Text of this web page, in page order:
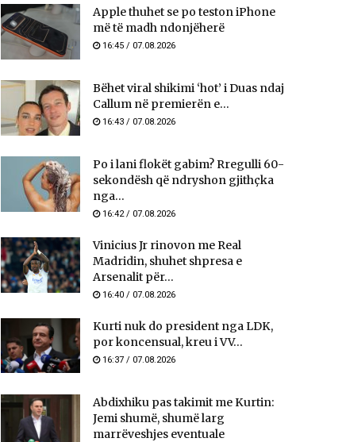
Apple thuhet se po teston iPhone
më të madh ndonjëherë
16:45 / 07.08.2026
Bëhet viral shikimi ‘hot’ i Duas ndaj
Callum në premierën e...
16:43 / 07.08.2026
Po i lani flokët gabim? Rregulli 60-
sekondësh që ndryshon gjithçka
nga...
16:42 / 07.08.2026
Vinicius Jr rinovon me Real
Madridin, shuhet shpresa e
Arsenalit për...
16:40 / 07.08.2026
Kurti nuk do president nga LDK,
por koncensual, kreu i VV...
16:37 / 07.08.2026
Abdixhiku pas takimit me Kurtin:
Jemi shumë, shumë larg
marrëveshjes eventuale